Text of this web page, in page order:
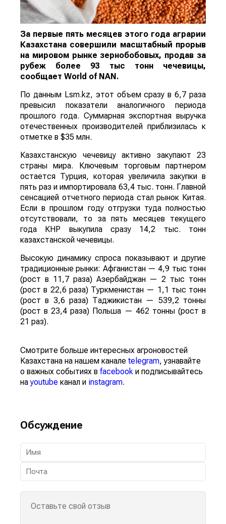
За первые пять месяцев этого года аграрии
Казахстана совершили масштабный прорыв
на мировом рынке зернобобовых, продав за
рубеж более 93 тыс тонн чечевицы,
сообщает World of NAN .
По данным Lsm.kz, этот объем сразу в 6,7 раза
превысил показатели аналогичного периода
прошлого года. Суммарная экспортная выручка
отечественных производителей приблизилась к
отметке в $35 млн.
Казахстанскую чечевицу активно закупают 23
страны мира. Ключевым торговым партнером
остается Турция, которая увеличила закупки в
пять раз и импортировала 63,4 тыс. тонн. Главной
сенсацией отчетного периода стал рынок Китая.
Если в прошлом году отгрузки туда полностью
отсутствовали, то за пять месяцев текущего
года КНР выкупила сразу 14,2 тыс. тонн
казахстанской чечевицы.
Высокую динамику спроса показывают и другие
традиционные рынки: Афганистан — 4,9 тыс тонн
(рост в 11,7 раза) Азербайджан — 2 тыс тонн
(рост в 22,6 раза) Туркменистан — 1,1 тыс тонн
(рост в 3,6 раза) Таджикистан — 539,2 тонны
(рост в 23,4 раза) Польша — 462 тонны (рост в
21 раз).
Смотрите больше интересных агроновостей
Казахстана на нашем канале telegram, узнавайте
о важных событиях в facebook и подписывайтесь
наyoutube канал и instagram.
Обсуждение